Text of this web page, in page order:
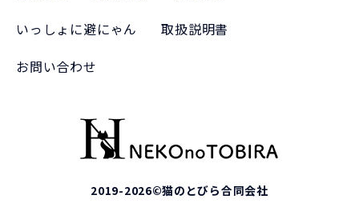
いっしょに避にゃん
取扱説明書
お問い合わせ
2019-2026©猫のとびら合同会社